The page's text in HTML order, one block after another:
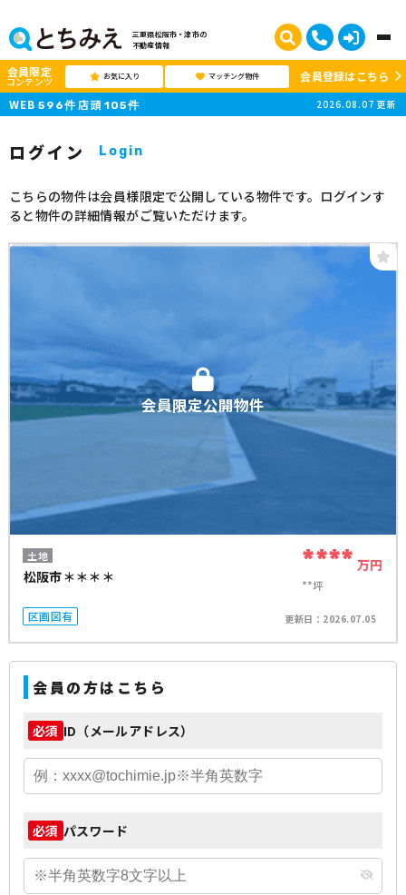
三重県松阪市・津市の
不動産情報
会員限定
コンテンツ お気に入り マッチング物件
会員登録はこちら
WEB 596件 店頭 105件 2026.08.07 更新
ログイン Login
こちらの物件は会員様限定で公開している物件です。ログインす
ると物件の詳細情報がご覧いただけます。
会員限定公開物件
土地
松阪市＊＊＊＊ **** 万円
**坪
区画図有
更新日： 2026.07.05
会員の方はこちら
必須 ID（メールアドレス）
必須 パスワード